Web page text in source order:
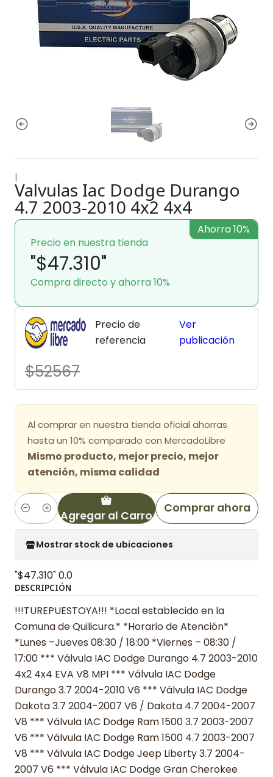
|
Valvulas Iac Dodge Durango
4.7 2003-2010 4x2 4x4
Precio en nuestra tienda
"$47.310"
Compra directo y ahorra 10%
Ahorra 10%
Precio de
referencia
$52567
Ver
publicación
Al comprar en nuestra tienda oficial ahorras
hasta un 10% comparado con MercadoLibre
Mismo producto, mejor precio, mejor
atención, misma calidad
Cantidad Agregar al Carro
Comprar ahora
Mostrar stock de ubicaciones
"$47.310"0.0
DESCRIPCIÓN
!!!TUREPUESTOYA!!! *Local establecido en la
Comuna de Quilicura.* *Horario de Atención*
*Lunes –Jueves 08:30 / 18:00 *Viernes – 08:30 /
17:00 *** Válvula IAC Dodge Durango 4.7 2003-2010
4x2 4x4 EVA V8 MPI *** Válvula IAC Dodge
Durango 3.7 2004-2010 V6 *** Válvula IAC Dodge
Dakota 3.7 2004-2007 V6 / Dakota 4.7 2004-2007
V8 *** Válvula IAC Dodge Ram 1500 3.7 2003-2007
V6 *** Válvula IAC Dodge Ram 1500 4.7 2003-2007
V8 *** Válvula IAC Dodge Jeep Liberty 3.7 2004-
2007 V6 *** Válvula IAC Dodge Gran Cherokee